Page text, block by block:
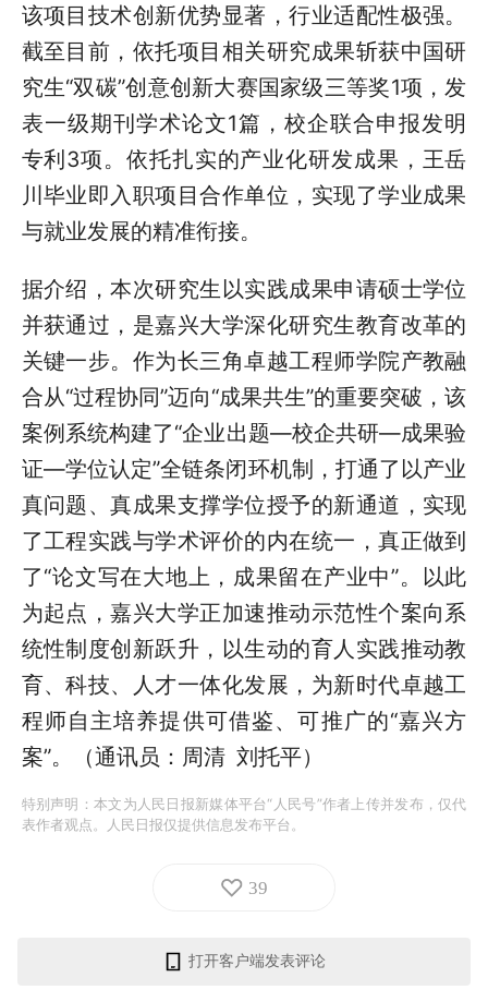
该项目技术创新优势显著，行业适配性极强。
截至目前，依托项目相关研究成果斩获中国研
究生“双碳”创意创新大赛国家级三等奖1项，发
表一级期刊学术论文1篇，校企联合申报发明
专利3项。依托扎实的产业化研发成果，王岳
川毕业即入职项目合作单位，实现了学业成果
与就业发展的精准衔接。
据介绍，本次研究生以实践成果申请硕士学位
并获通过，是嘉兴大学深化研究生教育改革的
关键一步。作为长三角卓越工程师学院产教融
合从“过程协同”迈向“成果共生”的重要突破，该
案例系统构建了“企业出题—校企共研—成果验
证—学位认定”全链条闭环机制，打通了以产业
真问题、真成果支撑学位授予的新通道，实现
了工程实践与学术评价的内在统一，真正做到
了“论文写在大地上，成果留在产业中”。以此
为起点，嘉兴大学正加速推动示范性个案向系
统性制度创新跃升，以生动的育人实践推动教
育、科技、人才一体化发展，为新时代卓越工
程师自主培养提供可借鉴、可推广的“嘉兴方
案”。（通讯员：周清 刘托平）
特别声明：本文为人民日报新媒体平台“人民号”作者上传并发布，仅代
表作者观点。人民日报仅提供信息发布平台。
39
打开客户端发表评论